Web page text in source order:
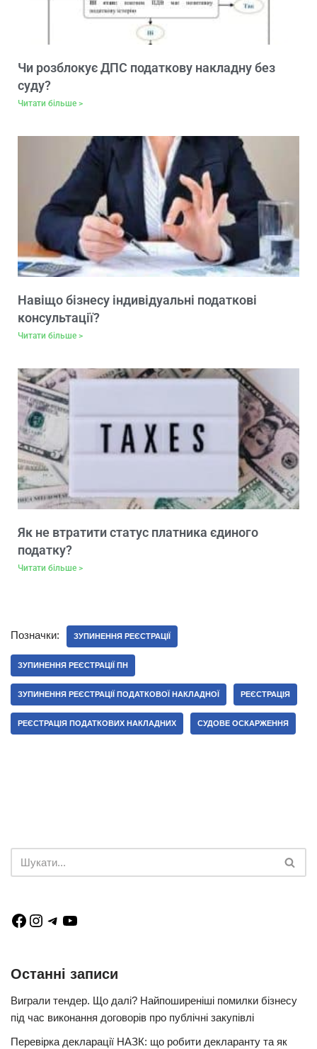
Чи розблокує ДПС податкову накладну без
суду?
Читати більше >
​​Навіщо бізнесу індивідуальні податкові
консультації?
Читати більше >
Як не втратити статус платника єдиного
податку?
Читати більше >
Позначки: ЗУПИНЕННЯ РЕЄСТРАЦІЇ
ЗУПИНЕННЯ РЕЄСТРАЦІЇ ПН
ЗУПИНЕННЯ РЕЄСТРАЦІЇ ПОДАТКОВОЇ НАКЛАДНОЇ РЕЄСТРАЦІЯ
РЕЄСТРАЦІЯ ПОДАТКОВИХ НАКЛАДНИХ СУДОВЕ ОСКАРЖЕННЯ
Останні записи
Виграли тендер. Що далі? Найпоширеніші помилки бізнесу
під час виконання договорів про публічні закупівлі
Перевірка декларації НАЗК: що робити декларанту та як